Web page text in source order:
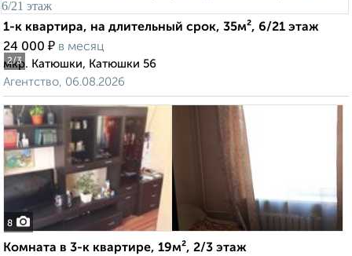
2/3
1-к квартира, на длительный срок, 35м², 6/21 этаж
24 000 ₽ в месяц
мкр. Катюшки, Катюшки 56
Агентство, 06.08.2026
8
Комната в 3-к квартире, 19м², 2/3 этаж